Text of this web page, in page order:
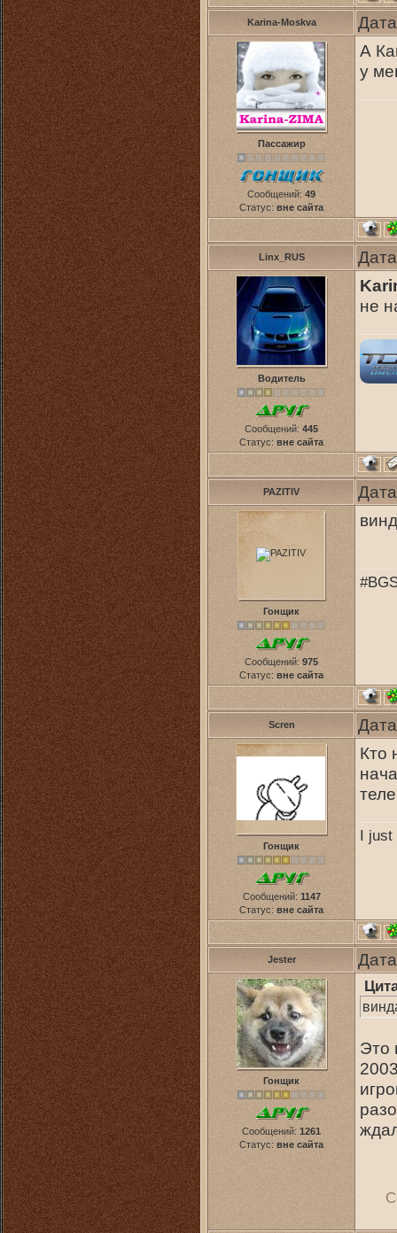
Karina-Moskva
Пассажир
Сообщений: 49
Статус: вне сайта
А
у
Linx_RUS
Водитель
Сообщений: 445
Статус: вне сайта
не
PAZITIV
Гонщик
Сообщений: 975
Статус: вне сайта
Scren
Гонщик
Сообщений: 1147
Статус: вне сайта
Кто
I
Jester
Гонщик
Сообщений: 1261
Статус: вне сайта
Это